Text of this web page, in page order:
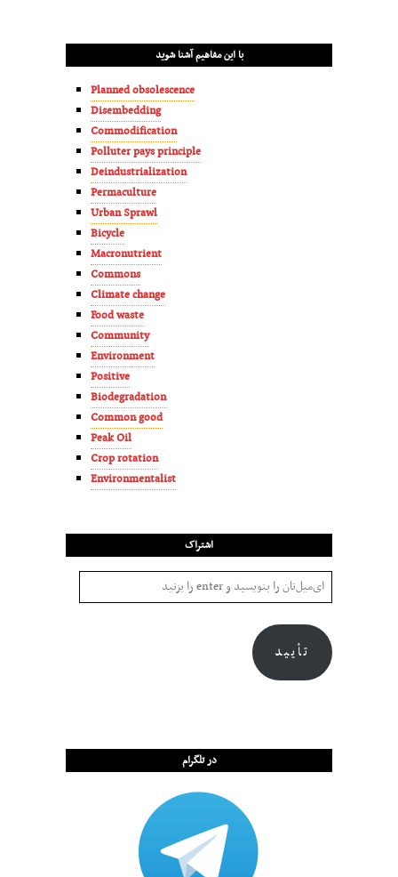
با این مفاهیم آشنا شوید
Planned obsolescence
Disembedding
Commodification
Polluter pays principle
Deindustrialization
Permaculture
Urban Sprawl
Bicycle
Macronutrient
Commons
Climate change
Food waste
Community
Environment
Positive
Biodegradation
Common good
Peak Oil
Crop rotation
Environmentalist
اشتراک
تأیید
در تلگرام